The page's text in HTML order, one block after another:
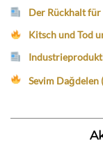
Der Rückhalt
Kitsch und Tod
Sevim Dağdelen